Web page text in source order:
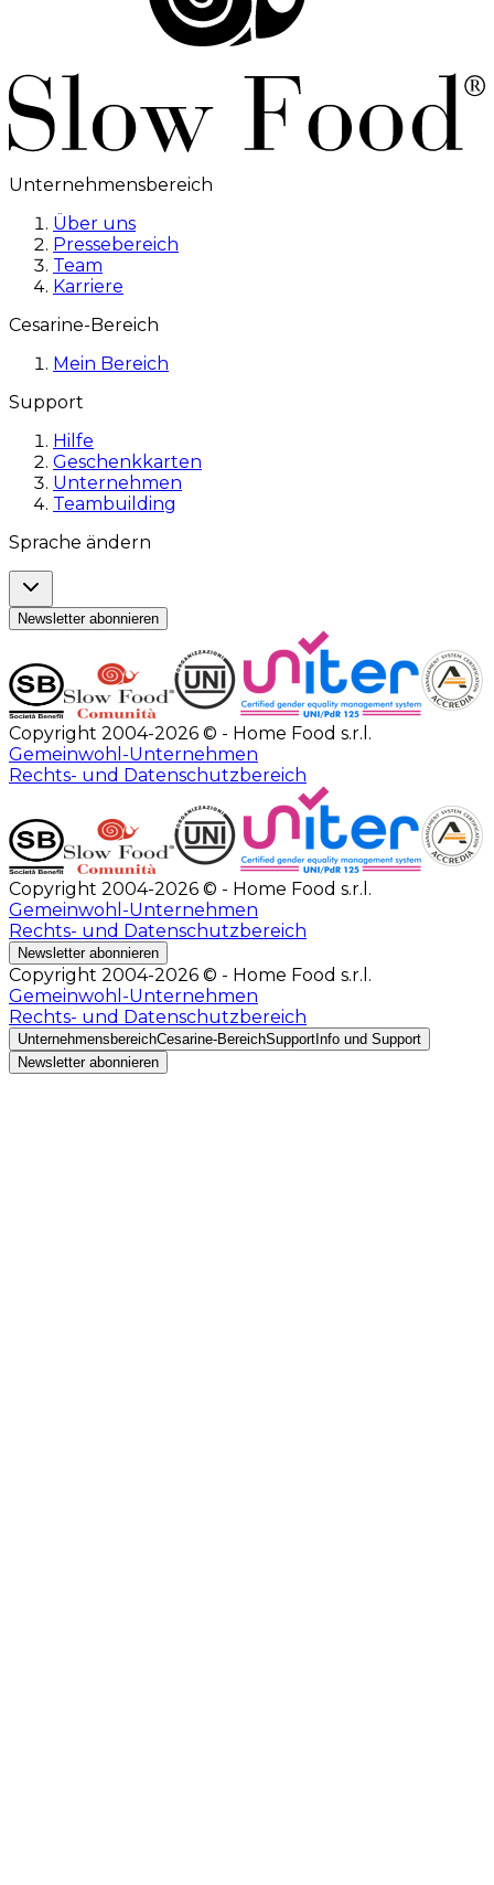
Unternehmensbereich
Über uns
Pressebereich
Team
Karriere
Cesarine-Bereich
Mein Bereich
Support
Hilfe
Geschenkkarten
Unternehmen
Teambuilding
Sprache ändern
Newsletter abonnieren
Copyright 2004-2026 © - Home Food s.r.l.
Gemeinwohl-Unternehmen
Rechts- und Datenschutzbereich
Copyright 2004-2026 © - Home Food s.r.l.
Gemeinwohl-Unternehmen
Rechts- und Datenschutzbereich
Newsletter abonnieren
Copyright 2004-2026 © - Home Food s.r.l.
Gemeinwohl-Unternehmen
Rechts- und Datenschutzbereich
UnternehmensbereichCesarine-BereichSupport Info und Support
Newsletter abonnieren